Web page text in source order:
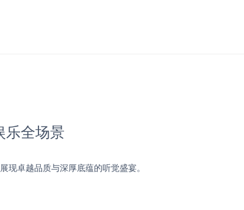
乐全场景
卓越品质与深厚底蕴的听觉盛宴。